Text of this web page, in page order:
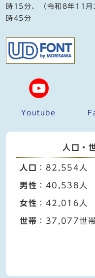
時15分、（令和8年11
時45分
Youtube
人口・
人口 ：82,554人
男性 ：40,538人
女性 ：42,016人
世帯 ：37,077世